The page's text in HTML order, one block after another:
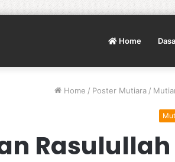
Home
Home / Poster Mutiara /